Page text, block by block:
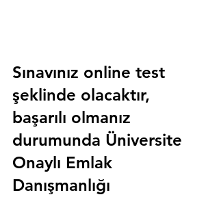
Sınavınız online test
şeklinde olacaktır,
başarılı olmanız
durumunda Üniversite
Onaylı Emlak
Danışmanlığı